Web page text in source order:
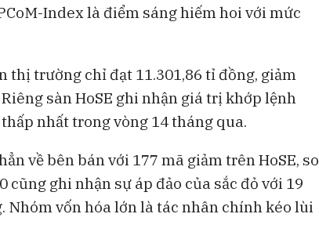
Index là điểm sáng hiếm hoi với mức
thị trường chỉ đạt 11.301,86 tỉ đồng, giảm
sàn HoSE ghi nhận giá trị khớp lệnh
nhất trong vòng 14 tháng qua.
về bên bán với 177 mã giảm trên HoSE, so
cũng ghi nhận sự áp đảo của sắc đỏ với 19
Nhóm vốn hóa lớn là tác nhân chính kéo lùi
ngoại khỏi Việt Nam